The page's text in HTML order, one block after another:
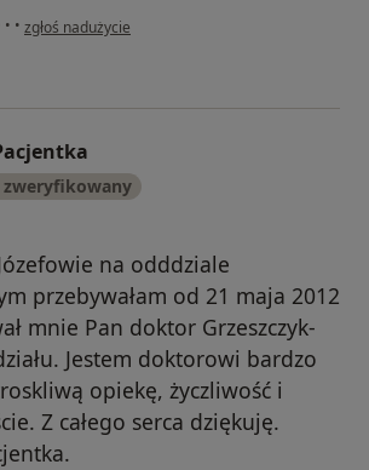
• • w opinii użytkownika Konto zostało usunięte
zgłoś nadużycie
na odddziale
przebywałam od 21 maja 2012
mnie Pan doktor Grzeszczyk-
Jestem doktorowi bardzo
opiekę, życzliwość i
Z całego serca dziękuję.